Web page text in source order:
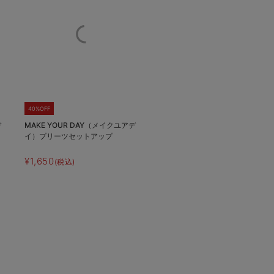
40%OFF
MAKE YOUR DAY（メイクユアデ
イ）プリーツセットアップ
¥1,650(税込)